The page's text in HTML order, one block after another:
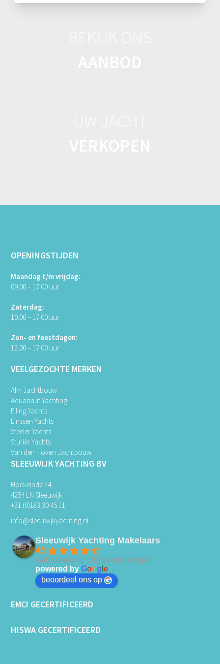
OPENINGSTIJDEN
Maandag t/m vrijdag:
09.00 – 17.00 uur
Zaterdag:
10.00 – 17.00 uur
Zon- en feestdagen:
12.00 – 17.00 uur
VEELGEZOCHTE MERKEN
Alm Jachtbouw
Aquanaut Yachting
Elling Yachts
Linssen Yachts
Steeler Yachts
Sturiër Yachts
Van den Hoven Jachtbouw
SLEEUWIJK YACHTING BV
Hoekeinde 24
4254 LN Sleeuwijk
+31 (0)183 30 45 11
info@sleeuwijkyachting.nl
Sleeuwijk Yachting Makelaars
4.5
Gebaseerd op 182 beoordelingen
powered byGoog le
beoordeel ons op
EMCI GECERTIFICEERD
HISWA GECERTIFICEERD